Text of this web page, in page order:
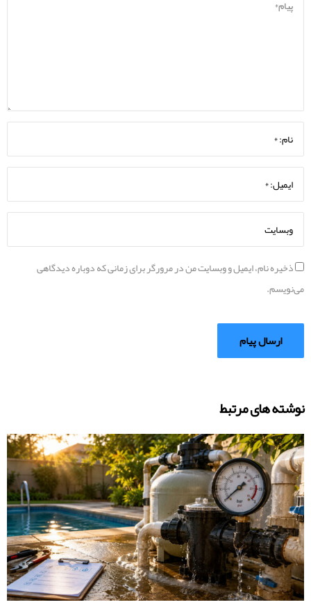
ذخیره نام، ایمیل و وبسایت من در مرورگر برای زمانی که دوباره دیدگاهی
می‌نویسم.
نوشته های مرتبط